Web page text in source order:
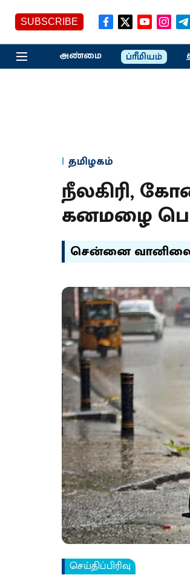
SUBSCRIBE
அண்மை ப்ரீமியம்
தமிழகம்
நீலகிரி,
கனமழை
சென்னை
செய்திப்பிரிவு